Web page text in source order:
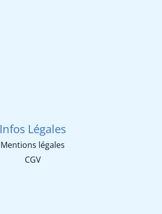
Infos Légales
Mentions légales
CGV